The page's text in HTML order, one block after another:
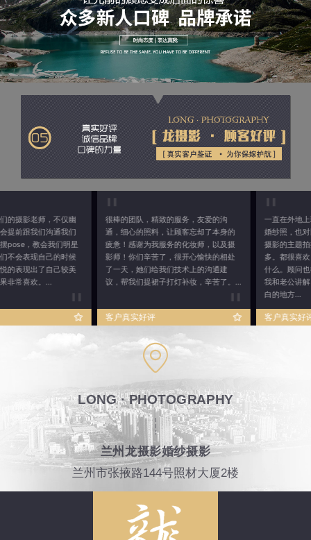
很棒的团队，精致的服务，友爱的沟
通，细心的照料，让顾客忘却了本身的
疲惫！感谢为我服务的化妆师，以及摄
影师！你们辛苦了，很开心愉快的相处
了一天，她们给我们技术上的沟通建
议，帮我们提裙子打灯补妆，辛苦了。...
客户真实好评
一直在外地上班呢，是通过网络了
婚纱照，也对比了很多家，综合下
摄影的主题拍摄比较多，风格也有很
多。都很喜欢，比南方的婚纱照也
什么。顾问也很细心，一直很耐心
我和老公讲解，毕竟初次拍有很多
客户真实好评
LONG · PHOTOGRAPHY
兰州龙摄影婚纱摄影
兰州市张掖路144号照材大厦2楼